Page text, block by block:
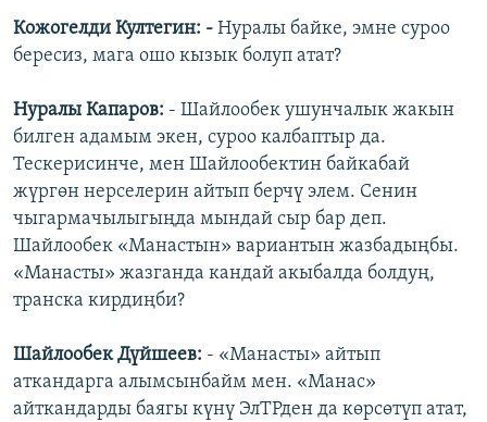
Кожогелди Култегин: - Нуралы байке, эмне суроо
бересиз, мага ошо кызык болуп атат?
Нуралы Капаров: - Шайлообек ушунчалык жакын
билген адамым экен, суроо калбаптыр да.
Тескерисинче, мен Шайлообектин байкабай
жүргөн нерселерин айтып берчү элем. Сенин
чыгармачылыгыңда мындай сыр бар деп.
Шайлообек «Манастын» вариантын жазбадыңбы.
«Манасты» жазганда кандай акыбалда болдуң,
транска кирдиңби?
Шайлообек Дүйшеев: - «Манасты» айтып
аткандарга алымсынбайм мен. «Манас»
айткандарды баягы күнү ЭлТРден да көрсөтүп атат,